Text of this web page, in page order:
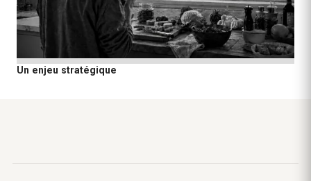
Un enjeu stratégique